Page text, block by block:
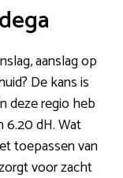
aanslag op
De kans is
deze regio heb
6.20 dH. Wat
toepassen van
voor zacht